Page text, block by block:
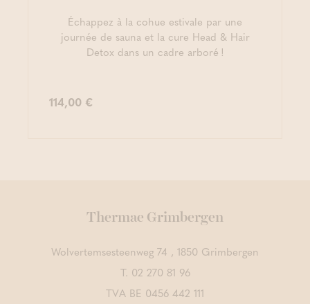
Échappez à la cohue estivale par une
journée de sauna et la cure Head & Hair
Detox dans un cadre arboré !
114,00 €
Thermae Grimbergen
Wolvertemsesteenweg 74 , 1850 Grimbergen
T. 02 270 81 96
TVA BE 0456 442 111